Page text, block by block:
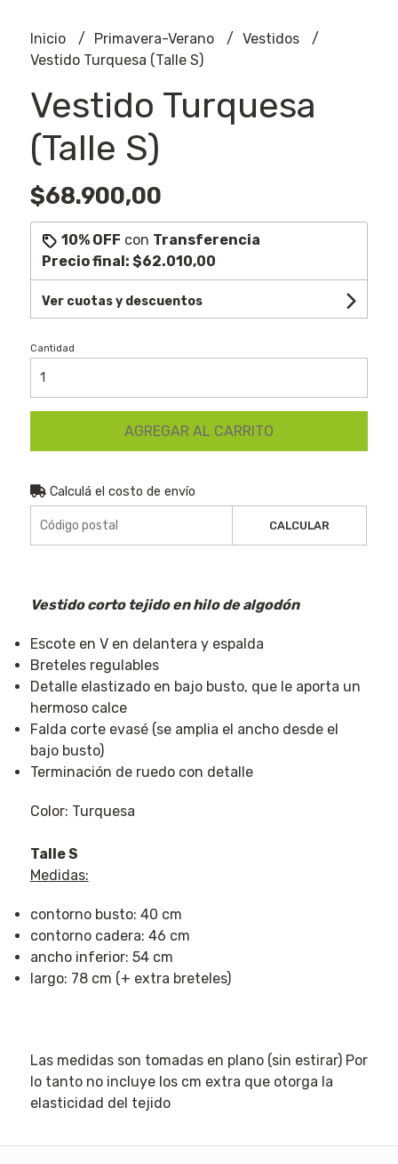
Inicio Primavera-Verano
Vestidos
Vestido Turquesa (Talle S)
Vestido Turquesa
(Talle S)
$68.900,00
10% OFF con Transferencia
Precio final: $62.010,00
Ver cuotas y descuentos
Cantidad
AGREGAR AL CARRITO
Calculá el costo de envío
CALCULAR
Vestido corto tejido en hilo de algodón
Escote en V en delantera y espalda
Breteles regulables
Detalle elastizado en bajo busto, que le aporta un
hermoso calce
Falda corte evasé (se amplia el ancho desde el
bajo busto)
Terminación de ruedo con detalle
Color: Turquesa
Talle S
Medidas:
contorno busto: 40 cm
contorno cadera: 46 cm
ancho inferior: 54 cm
largo: 78 cm (+ extra breteles)
Las medidas son tomadas en plano (sin estirar) Por
lo tanto no incluye los cm extra que otorga la
elasticidad del tejido